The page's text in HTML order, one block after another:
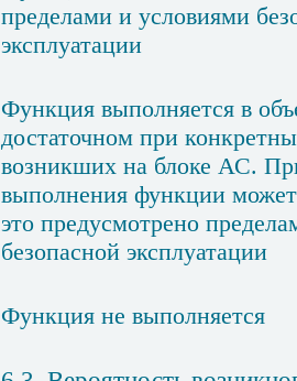
пределами и условиями
эксплуатации
Функция выполняется в
достаточном при
возникших на блоке АС.
выполнения функции
это предусмотрено
безопасной эксплуатации
Функция не выполняется